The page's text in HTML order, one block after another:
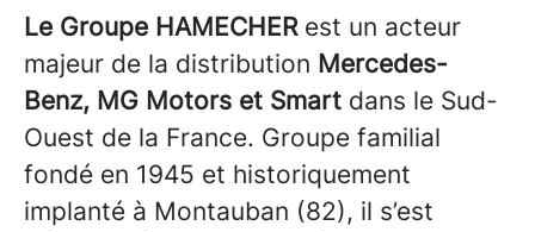
Le Groupe HAMECHERest un acteur
majeur de la distribution Mercedes-
Benz, MG Motors et Smart dans le Sud-
Ouest de la France. Groupe familial
fondé en 1945 et historiquement
implanté à Montauban (82), il s’est